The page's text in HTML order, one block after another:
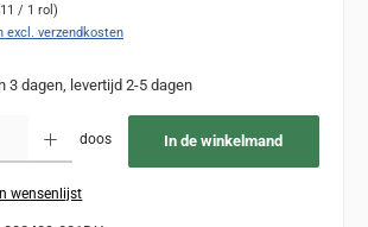
/ 1 rol)
excl. verzendkosten
3 dagen, levertijd 2-5 dagen
doos In de winkelmand
wensenlijst